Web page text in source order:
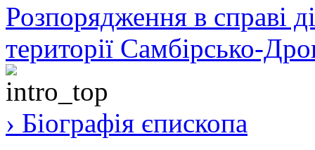
Розпорядження в справі
території Самбірсько-
› Біографія єпископа